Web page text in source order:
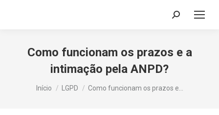
Search:
Como funcionam os prazos e a
intimação pela ANPD?
Você está aqui:
Início LGPD Como funcionam os prazos e…